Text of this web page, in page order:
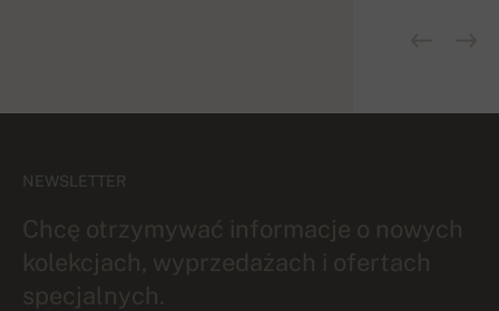
NEWSLETTER
Chcę otrzymywać informacje o nowych
kolekcjach, wyprzedażach i ofertach
specjalnych.